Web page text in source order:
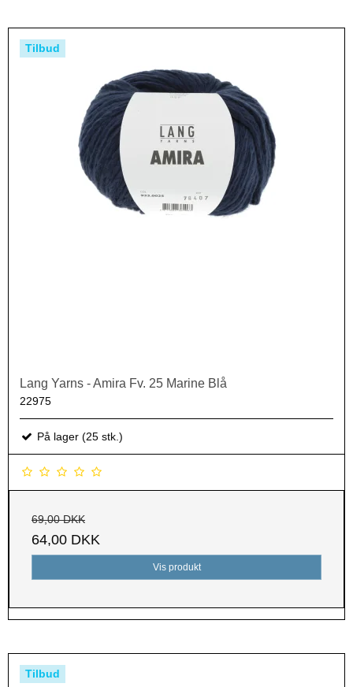
Tilbud
Lang Yarns - Amira Fv. 25 Marine Blå
22975
På lager (25 stk.)
69,00 DKK
64,00 DKK
Vis produkt
Tilbud